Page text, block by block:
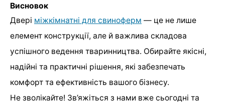
Висновок
Двері міжкімнатні для свиноферм — це не лише
елемент конструкції, але й важлива складова
успішного ведення тваринництва. Обирайте якісні,
надійні та практичні рішення, які забезпечать
комфорт та ефективність вашого бізнесу.
Не зволікайте! Зв’яжіться з нами вже сьогодні та